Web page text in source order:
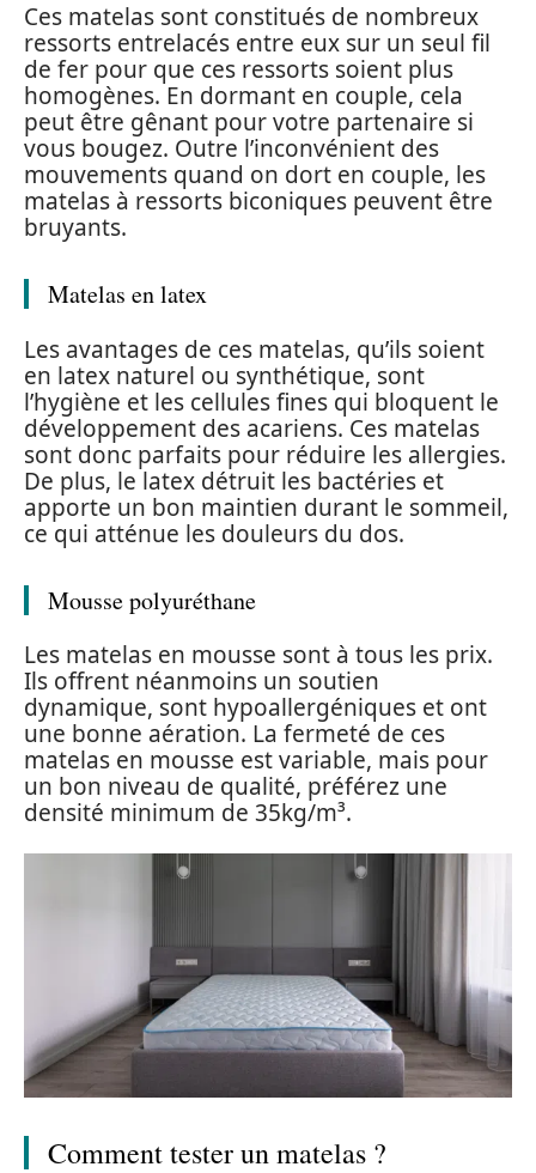
Ces matelas sont constitués de nombreux
ressorts entrelacés entre eux sur un seul fil
de fer pour que ces ressorts soient plus
homogènes. En dormant en couple, cela
peut être gênant pour votre partenaire si
vous bougez. Outre l’inconvénient des
mouvements quand on dort en couple, les
matelas à ressorts biconiques peuvent être
bruyants.
Matelas en latex
Les avantages de ces matelas, qu’ils soient
en latex naturel ou synthétique, sont
l’hygiène et les cellules fines qui bloquent le
développement des acariens. Ces matelas
sont donc parfaits pour réduire les allergies.
De plus, le latex détruit les bactéries et
apporte un bon maintien durant le sommeil,
ce qui atténue les douleurs du dos.
Mousse polyuréthane
Les matelas en mousse sont à tous les prix.
Ils offrent néanmoins un soutien
dynamique, sont hypoallergéniques et ont
une bonne aération. La fermeté de ces
matelas en mousse est variable, mais pour
un bon niveau de qualité, préférez une
densité minimum de 35kg/m³.
Comment tester un matelas ?